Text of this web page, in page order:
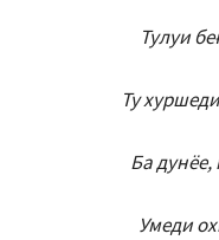
Тулуи
Ту
Ба
Умеди